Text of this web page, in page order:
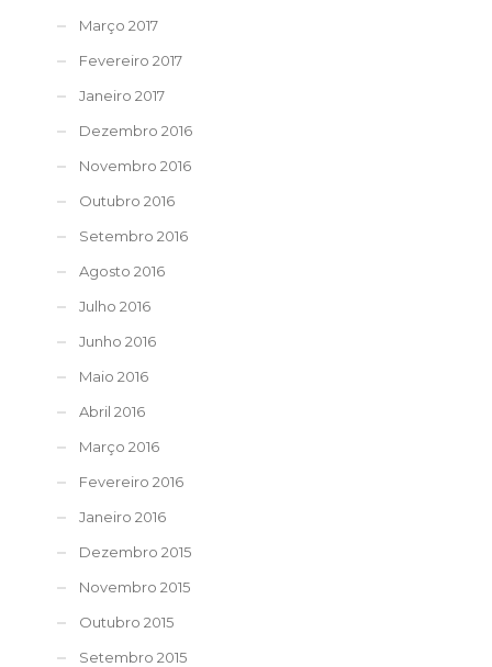
Março 2017
Fevereiro 2017
Janeiro 2017
Dezembro 2016
Novembro 2016
Outubro 2016
Setembro 2016
Agosto 2016
Julho 2016
Junho 2016
Maio 2016
Abril 2016
Março 2016
Fevereiro 2016
Janeiro 2016
Dezembro 2015
Novembro 2015
Outubro 2015
Setembro 2015